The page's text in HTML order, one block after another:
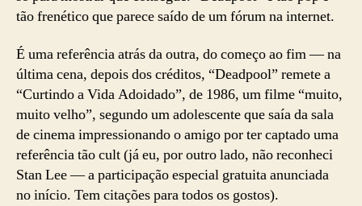
tão frenético que parece saído de um fórum na internet.
É uma referência atrás da outra, do começo ao fim — na
última cena, depois dos créditos, “Deadpool” remete a
“Curtindo a Vida Adoidado”, de 1986, um filme “muito,
muito velho”, segundo um adolescente que saía da sala
de cinema impressionando o amigo por ter captado uma
referência tão cult (já eu, por outro lado, não reconheci
Stan Lee — a participação especial gratuita anunciada
no início. Tem citações para todos os gostos).